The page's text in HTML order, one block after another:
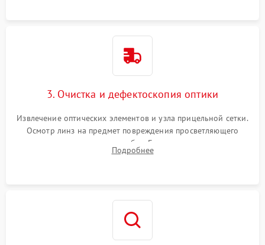
3. Очистка и дефектоскопия оптики
Извлечение оптических элементов и узла прицельной сетки.
Осмотр линз на предмет повреждения просветляющего
покрытия или появления грибка. Бережная очистка стекол
спецрастворами. Проверка целостности гравированной
Подробнее